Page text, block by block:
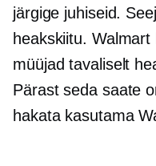
järgige juhiseid.
heakskiitu.
müüjad tavaliselt
Pärast seda saate
hakata kasutama